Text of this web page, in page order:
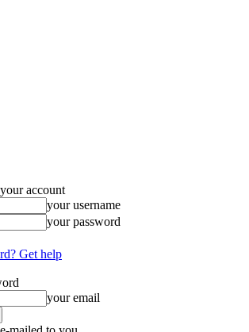
account
your username
your password
Get help
your email